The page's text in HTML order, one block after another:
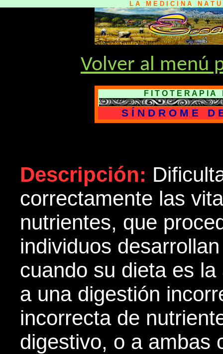
L A M E D I C I N A N A T
Volver al menú
F I T O T E R A P I
S Í N D R O M E D
Descripción:
correctamente las
nutrientes, que
individuos
cuando su dieta es
a una digestión
incorrecta de
digestivo, o a ambas